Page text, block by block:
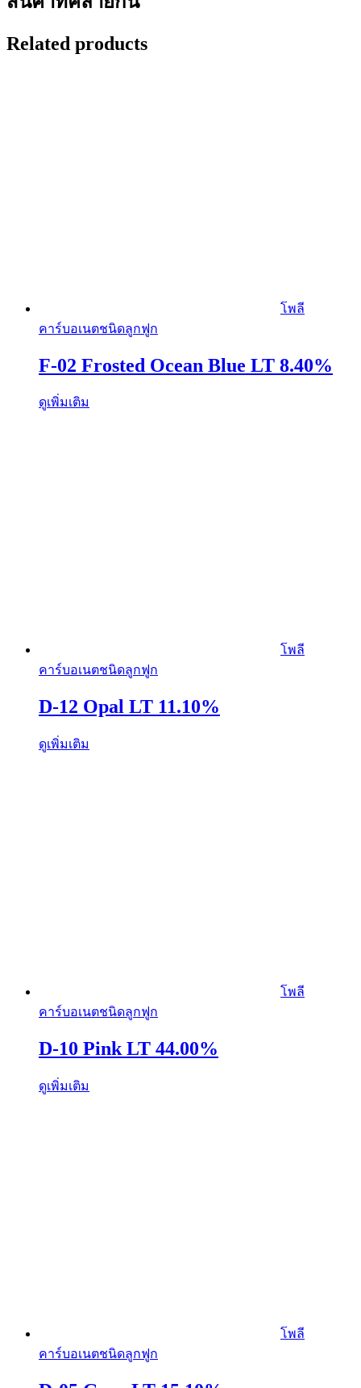
Related products
โพลี
คาร์บอเนตชนิดลูกฟูก
F-02 Frosted Ocean Blue LT 8.40%
ดูเพิ่มเติม
โพลี
คาร์บอเนตชนิดลูกฟูก
D-12 Opal LT 11.10%
ดูเพิ่มเติม
โพลี
คาร์บอเนตชนิดลูกฟูก
D-10 Pink LT 44.00%
ดูเพิ่มเติม
โพลี
คาร์บอเนตชนิดลูกฟูก